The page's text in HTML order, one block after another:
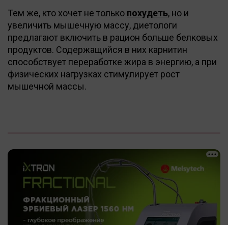
Тем же, кто хочет не только похудеть, но и
увеличить мышечную массу, диетологи
предлагают включить в рацион больше белковых
продуктов. Содержащийся в них карнитин
способствует переработке жира в энергию, а при
физических нагрузках стимулирует рост
мышечной массы.